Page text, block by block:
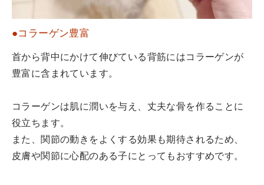
●コラーゲン豊富
首から背中にかけて伸びている背筋にはコラーゲンが
豊富に含まれています。
コラーゲンは肌に潤いを与え、丈夫な骨を作ることに
役立ちます。
また、関節の動きをよくする効果も期待されるため、
皮膚や関節に心配のある子にとってもおすすめです。